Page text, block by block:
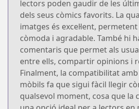
lectors poden gaudir de les
dels seus còmics favorits. La
imatges és excel·lent,
còmoda i agradable. També hi
comentaris que permet als
entre ells, compartir opinions i
Finalment, la compatibilitat
mòbils fa que sigui fàcil llegir
qualsevol moment, cosa que la